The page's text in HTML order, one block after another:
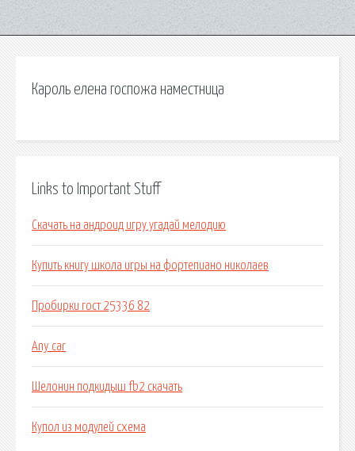
Кароль елена госпожа наместница
Links to Important Stuff
Скачать на андроид игру угадай мелодию
Купить книгу школа игры на фортепиано николаев
Пробирки гост 25336 82
Any car
Шелонин подкидыш fb2 скачать
Купол из модулей схема